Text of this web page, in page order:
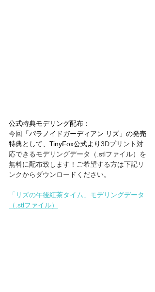
公式特典モデリング配布：
今回
「パラノイドガーディアン リズ」の発売
特典として、TinyFox公式より3Dプリント対
応できるモデリングデータ（.stlファイル）を
無料に配布致します！ご希望する方は下記リ
ンクからダウンロードください。
「リズの午後紅茶タイム」モデリングデータ
（.stlファイル）